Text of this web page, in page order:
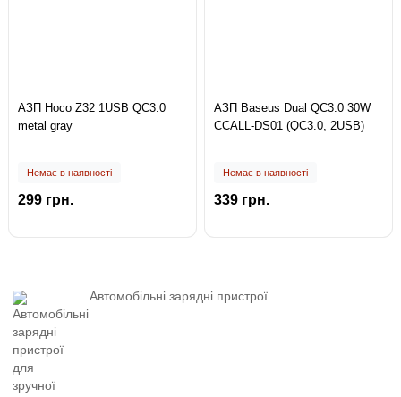
АЗП Hoco Z32 1USB QC3.0
metal gray
Немає в наявності
299 грн.
АЗП Baseus Dual QC3.0 30W
CCALL-DS01 (QC3.0, 2USB)
Немає в наявності
339 грн.
Автомобільні зарядні пристрої